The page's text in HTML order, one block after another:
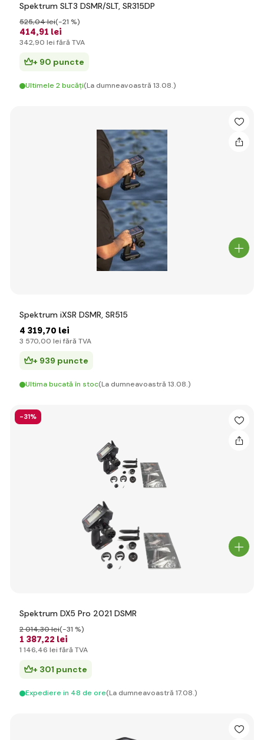
Spektrum SLT3 DSMR/SLT, SR315DP
414,91 lei
525,04 lei(-21 %)
342,90 lei fără TVA
+ 90 puncte
Ultimele 2 bucăți(La dumneavoastră 13.08.)
Spektrum iXSR DSMR, SR515
4 319,70 lei
3 570,00 lei fără TVA
+ 939 puncte
Ultima bucată în stoc(La dumneavoastră 13.08.)
-31%
Spektrum DX5 Pro 2021 DSMR
1 387,22 lei
2 014,30 lei(-31 %)
1 146,46 lei fără TVA
+ 301 puncte
Expediere in 48 de ore(La dumneavoastră 17.08.)